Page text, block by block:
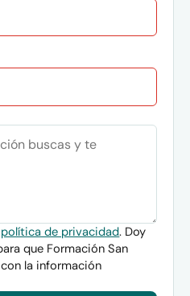
política de privacidad. Doy
que Formación San
la información